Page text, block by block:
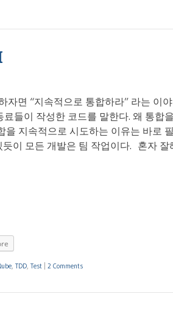
자면 “지속적으로 통합하라” 라는 이
들이 작성한 코드를 말한다. 왜 통합
을 지속적으로 시도하는 이유는 바로
이 모든 개발은 팀 작업이다. 혼자 잘
, TDD, Test 2 Comments